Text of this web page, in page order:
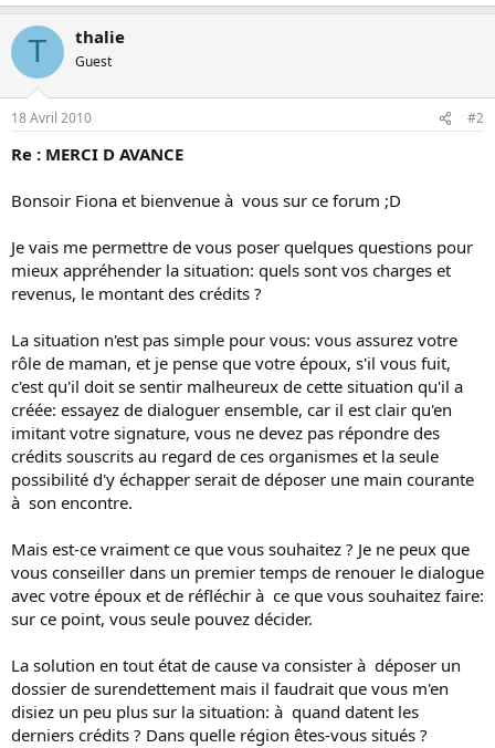
T thalie
Guest
18 Avril 2010 #2
Re : MERCI D AVANCE
Bonsoir Fiona et bienvenue à vous sur ce forum ;D
Je vais me permettre de vous poser quelques questions pour
mieux appréhender la situation: quels sont vos charges et
revenus, le montant des crédits ?
La situation n'est pas simple pour vous: vous assurez votre
rôle de maman, et je pense que votre époux, s'il vous fuit,
c'est qu'il doit se sentir malheureux de cette situation qu'il a
créée: essayez de dialoguer ensemble, car il est clair qu'en
imitant votre signature, vous ne devez pas répondre des
crédits souscrits au regard de ces organismes et la seule
possibilité d'y échapper serait de déposer une main courante
à son encontre.
Mais est-ce vraiment ce que vous souhaitez ? Je ne peux que
vous conseiller dans un premier temps de renouer le dialogue
avec votre époux et de réfléchir à ce que vous souhaitez faire:
sur ce point, vous seule pouvez décider.
La solution en tout état de cause va consister à déposer un
dossier de surendettement mais il faudrait que vous m'en
disiez un peu plus sur la situation: à quand datent les
derniers crédits ? Dans quelle région êtes-vous situés ?